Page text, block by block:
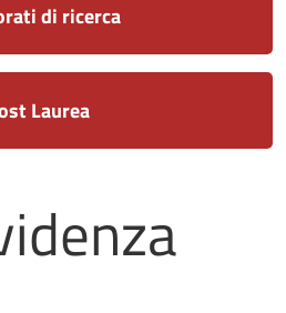
di ricerca
Laurea